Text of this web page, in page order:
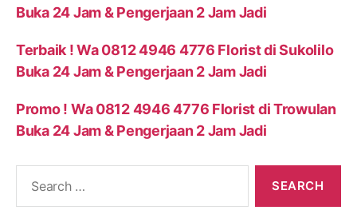
Buka 24 Jam & Pengerjaan 2 Jam Jadi
Terbaik ! Wa 0812 4946 4776 Florist di Sukolilo
Buka 24 Jam & Pengerjaan 2 Jam Jadi
Promo ! Wa 0812 4946 4776 Florist di Trowulan
Buka 24 Jam & Pengerjaan 2 Jam Jadi